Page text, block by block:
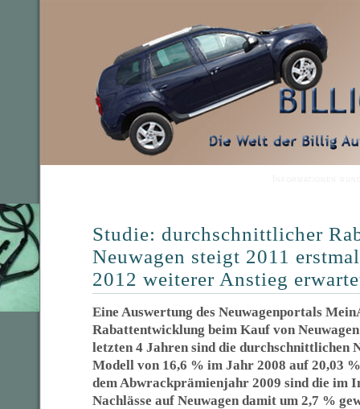
Studie: durchschnittlicher
Neuwagen steigt 2011
2012 weiterer Anstieg
Eine Auswertung des Neuwagenportals
Rabattentwicklung beim Kauf von
letzten 4 Jahren sind die durchschnittlichen
Modell von 16,6 % im Jahr 2008 auf 20,03
dem Abwrackprämienjahr 2009 sind die im
Nachlässe auf Neuwagen damit um 2,7 %